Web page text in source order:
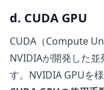
d. CUDA GPU
CUDA（Compute
NVIDIAが開発した
す。NVIDIA GPUを